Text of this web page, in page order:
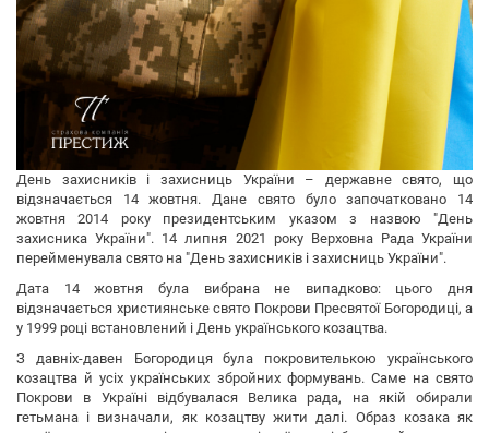
День захисників і захисниць України – державне свято, що
відзначається 14 жовтня. Дане свято було започатковано 14
жовтня 2014 року президентським указом з назвою "День
захисника України". 14 липня 2021 року Верховна Рада України
перейменувала свято на "День захисників і захисниць України".
Дата 14 жовтня була вибрана не випадково: цього дня
відзначається християнське свято Покрови Пресвятої Богородиці, а
у 1999 році встановлений і День українського козацтва.
З давніх-давен Богородиця була покровителькою українського
козацтва й усіх українських збройних формувань. Саме на свято
Покрови в Україні відбувалася Велика рада, на якій обирали
гетьмана і визначали, як козацтву жити далі. Образ козака як